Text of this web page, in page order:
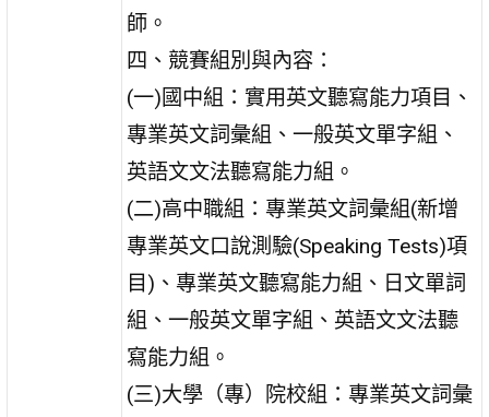
師。
四、競賽組別與內容：
(一)國中組：實用英文聽寫能力項目、
專業英文詞彙組、一般英文單字組、
英語文文法聽寫能力組。
(二)高中職組：專業英文詞彙組(新增
專業英文口說測驗(Speaking Tests)項
目)、專業英文聽寫能力組、日文單詞
組、一般英文單字組、英語文文法聽
寫能力組。
(三)大學（專）院校組：專業英文詞彙